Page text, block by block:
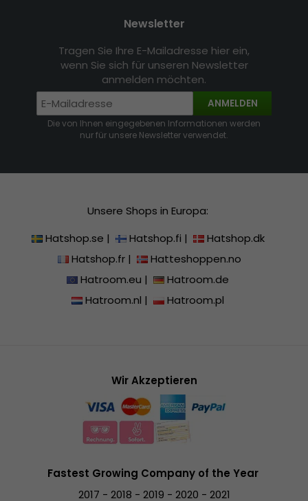
Newsletter
Tragen Sie Ihre E-Mailadresse hier ein,
wenn Sie sich für unseren Newsletter
anmelden möchten.
ANMELDEN
Die von Ihnen eingegebenen Informationen werden
nur für unsere Newsletter verwendet.
Unsere Shops in Europa:
Hatshop.se | Hatshop.fi |
Hatshop.dk
Hatshop.fr|
Hatteshoppen.no
Hatroom.eu |
Hatroom.de
Hatroom.nl | Hatroom.pl
Wir Akzeptieren
Fastest Growing Company of the Year
2017 - 2018 - 2019 - 2020 - 2021